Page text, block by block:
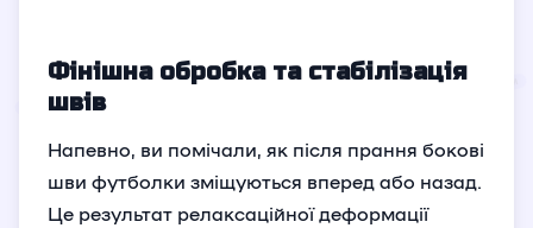
Фінішна обробка та стабілізація
швів
Напевно, ви помічали, як після прання бокові
шви футболки зміщуються вперед або назад.
Це результат релаксаційної деформації